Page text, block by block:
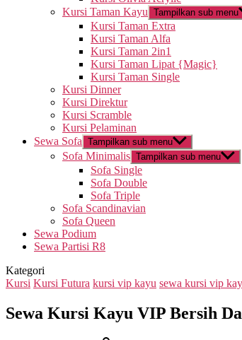
Kursi Taman Kayu Tampilkan sub menu
Kursi Taman Extra
Kursi Taman Alfa
Kursi Taman 2in1
Kursi Taman Lipat {Magic}
Kursi Taman Single
Kursi Dinner
Kursi Direktur
Kursi Scramble
Kursi Pelaminan
Sewa Sofa Tampilkan sub menu
Sofa Minimalis Tampilkan sub menu
Sofa Single
Sofa Double
Sofa Triple
Sofa Scandinavian
Sofa Queen
Sewa Podium
Sewa Partisi R8
Kategori
Kursi Kursi Futura kursi vip kayu sewa kursi vip
Sewa Kursi Kayu VIP Bersih